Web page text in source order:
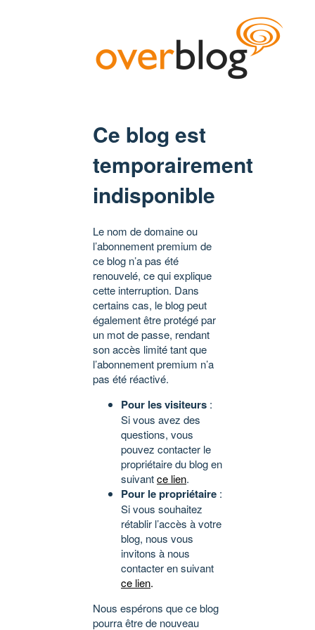
Ce blog est
temporairement
indisponible
Le nom de domaine ou
l’abonnement premium de
ce blog n’a pas été
renouvelé, ce qui explique
cette interruption. Dans
certains cas, le blog peut
également être protégé par
un mot de passe, rendant
son accès limité tant que
l’abonnement premium n’a
pas été réactivé.
Pour les visiteurs :
Si vous avez des
questions, vous
pouvez contacter le
propriétaire du blog en
suivantce lien.
Pour le propriétaire :
Si vous souhaitez
rétablir l’accès à votre
blog, nous vous
invitons à nous
contacter en suivant
ce lien.
Nous espérons que ce blog
pourra être de nouveau